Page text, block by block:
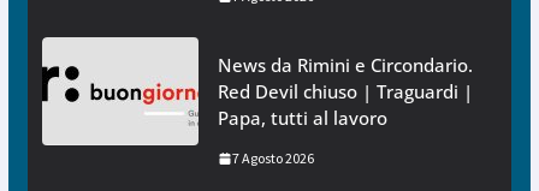
News da Rimini e Circondario.
Red Devil chiuso | Traguardi |
Papa, tutti al lavoro
7 Agosto 2026